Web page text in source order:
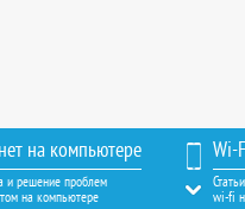
на компьютере
и решение проблем
на компьютере
Wi-
wi-fi